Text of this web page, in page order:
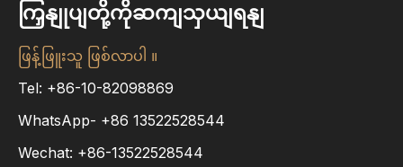
ကြှနျုပျတို့ကိုဆကျသှယျရနျ
ဖြန့်ဖြူးသူ ဖြစ်လာပါ ။
Tel: +86-10-82098869
WhatsApp- +86 13522528544
Wechat: +86-13522528544